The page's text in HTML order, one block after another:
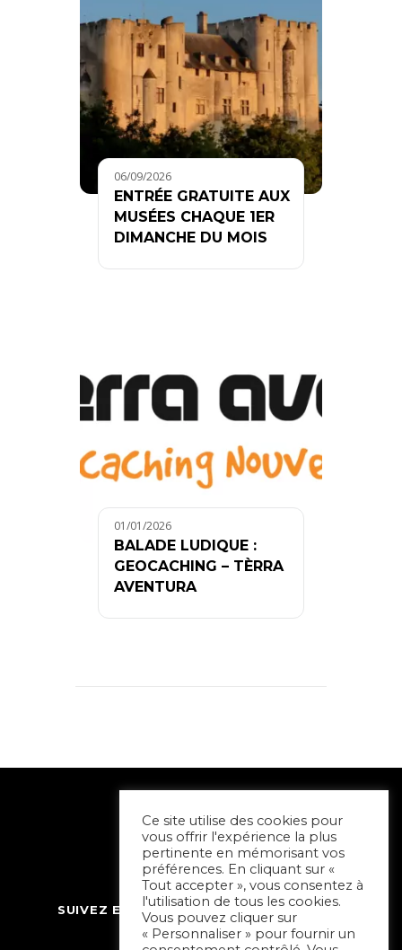
06/09/2026
ENTRÉE GRATUITE AUX
MUSÉES CHAQUE 1ER
DIMANCHE DU MOIS
01/01/2026
BALADE LUDIQUE :
GEOCACHING – TÈRRA
AVENTURA
SUIVEZ ET CONTACTEZ SORTIR À NIORT
Ce site utilise des cookies pour
vous offrir l'expérience la plus
pertinente en mémorisant vos
préférences. En cliquant sur «
Tout accepter », vous consentez à
l'utilisation de tous les cookies.
Vous pouvez cliquer sur
« Personnaliser » pour fournir un